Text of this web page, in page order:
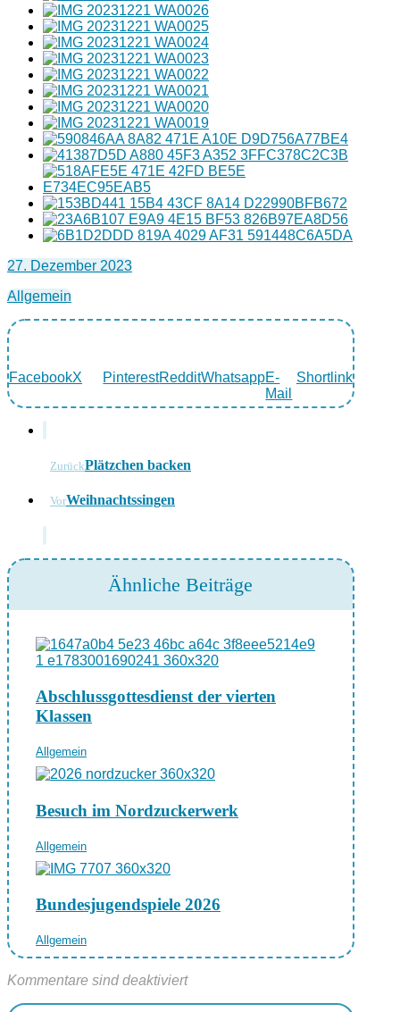
27. Dezember 2023
Allgemein
FacebookX PinterestRedditWhatsappE-
Mail
Shortlink
ZurückPlätzchen backen
VorWeihnachtssingen
Ähnliche Beiträge
Abschlussgottesdienst der vierten
Klassen
Allgemein
Besuch im Nordzuckerwerk
Allgemein
Bundesjugendspiele 2026
Allgemein
Kommentare sind deaktiviert